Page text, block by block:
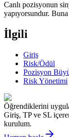
Canlı pozisyonun
yapıyorsundur.
İlgili
Giriş
Risk/Ödül
Pozisyon
Risk Yönetimi
Öğrendiklerini
Giriş, TP ve SL
kurulum.